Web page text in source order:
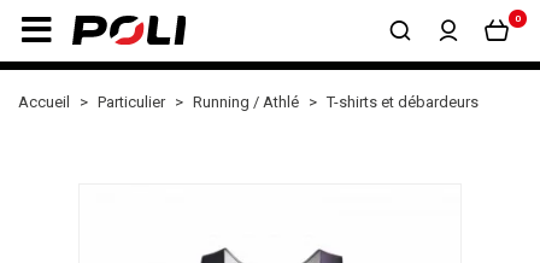
0
Accueil Particulier Running / Athlé T-shirts et débardeurs